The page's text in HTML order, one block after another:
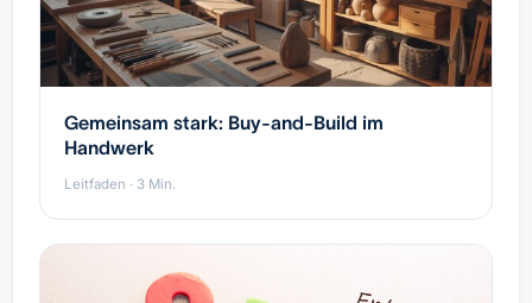
Gemeinsam stark: Buy-and-Build im
Handwerk
Leitfaden · 3 Min.